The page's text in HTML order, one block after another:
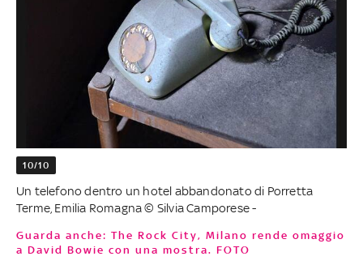
10/10
Un telefono dentro un hotel abbandonato di Porretta
Terme, Emilia Romagna © Silvia Camporese -
Guarda anche: The Rock City, Milano rende omaggio
a David Bowie con una mostra. FOTO